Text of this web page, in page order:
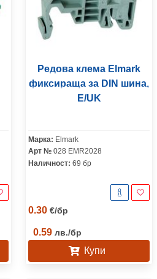
Редова клема Elmark
фиксираща за DIN шина,
E/UK
Марка: Elmark
Арт № 028 EMR2028
Наличност: 69 бр
0.30 €/бр
0.59 лв./бр
Купи